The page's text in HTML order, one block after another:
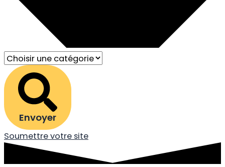
Envoyer
Soumettre votre site